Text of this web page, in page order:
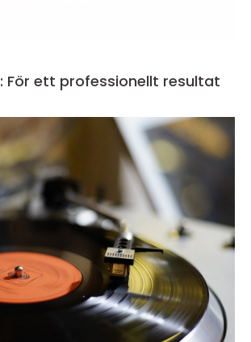
För ett professionellt resultat